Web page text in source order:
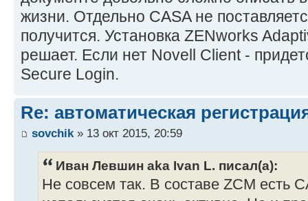
жизни. Отдельно CASA не
получится. Установка ZENworks
решает. Если нет Novell Client -
Secure Login.
Re: автоматическая
sovchik » 13 окт 2015, 20:59
Иван Левшин aka Ivan L. писал(а):
Не совсем так. В составе ZCM есть